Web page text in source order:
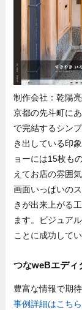
制作会社：乾陽
京都の先斗町に
で完結するシン
き出している印
ョーには15枚も
えてお店の雰囲
画面いっぱいの
きが出来上がる
ます。ビジュア
ことに成功して
つなweBエディ
豊富な情報で期
事例詳細はこちら